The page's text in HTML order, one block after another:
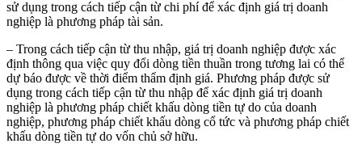
sử dụng trong cách tiếp cận từ chi phí để xác định giá trị doanh
nghiệp là phương pháp tài sản.
– Trong cách tiếp cận từ thu nhập, giá trị doanh nghiệp được xác
định thông qua việc quy đổi dòng tiền thuần trong tương lai có thể
dự báo được về thời điểm thẩm định giá. Phương pháp được sử
dụng trong cách tiếp cận từ thu nhập để xác định giá trị doanh
nghiệp là phương pháp chiết khấu dòng tiền tự do của doanh
nghiệp, phương pháp chiết khấu dòng cổ tức và phương pháp chiết
khấu dòng tiền tự do vốn chủ sở hữu.